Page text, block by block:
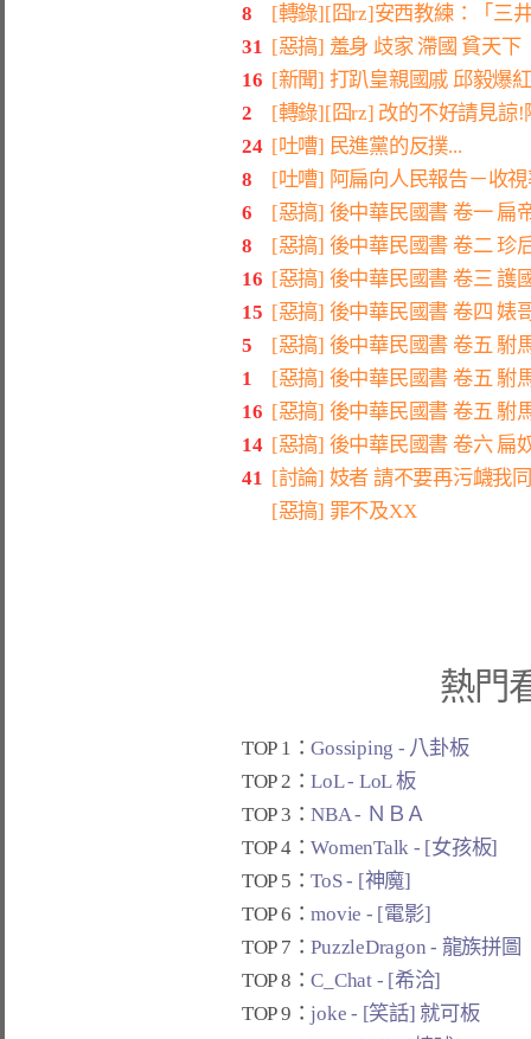
8
[轉錄][囧rz]安西教練：「三
31 [惡搞] 羞身 歧家 滯國 貧天下
16 [新聞] 打趴皇親國戚 邱毅爆
2
[轉錄][囧rz] 改的不好請見諒!
24 [吐嘈] 民進黨的反撲...
8
[吐嘈] 阿扁向人民報告－收視
6
[惡搞] 後中華民國書 卷一 扁
8
[惡搞] 後中華民國書 卷二 珍
16 [惡搞] 後中華民國書 卷三 護
15 [惡搞] 後中華民國書 卷四 婊
5
[惡搞] 後中華民國書 卷五 駙
1
[惡搞] 後中華民國書 卷五 駙
16 [惡搞] 後中華民國書 卷五 駙
14 [惡搞] 後中華民國書 卷六 扁
41 [討論] 妓者 請不要再污衊我
[惡搞] 罪不及XX
熱門
TOP 1：Gossiping - 八卦板
TOP 2：LoL - LoL 板
TOP 3：NBA - ＮＢＡ
TOP 4：WomenTalk - [女孩板]
TOP 5：ToS - [神魔]
TOP 6：movie - [電影]
TOP 7：PuzzleDragon - 龍族拼圖
TOP 8：C_Chat - [希洽]
TOP 9：joke - [笑話] 就可板